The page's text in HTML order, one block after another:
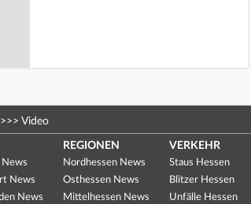
>>> Video
News
News
News
REGIONEN
Nordhessen News
Osthessen News
Mittelhessen News
VERKEHR
Staus Hessen
Blitzer Hessen
Unfälle Hessen